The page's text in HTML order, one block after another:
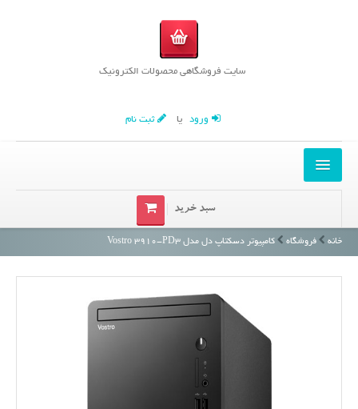
سایت فروشگاهی محصولات الکترونیک
ورود یا ثبت نام
محصولات
سبد خرید
خانه فروشگاه کامپیوتر دسکتاپ دل مدل Vostro 3910-PD3